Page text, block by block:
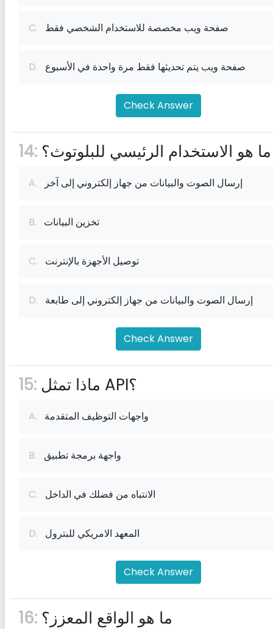
C. صفحة ويب مخصصة للاستخدام الشخصي فقط
D. صفحة ويب يتم تحديثها فقط مرة واحدة في الأسبوع
Check Answer
14: ما هو الاستخدام الرئيسي للبلوتوث؟
A. إرسال الصوت والبيانات من جهاز إلكتروني إلى آخر
B. تخزين البيانات
C. توصيل الأجهزة بالإنترنت
D. إرسال الصوت والبيانات من جهاز إلكتروني إلى طابعة
Check Answer
15: ماذا تمثل API؟
A. واجهات التوظيف المتقدمة
B. واجهة برمجة تطبيق
C. الانتباه من فضلك في الداخل
D. المعهد الامريكي للبترول
Check Answer
16: ما هو الواقع المعزز؟